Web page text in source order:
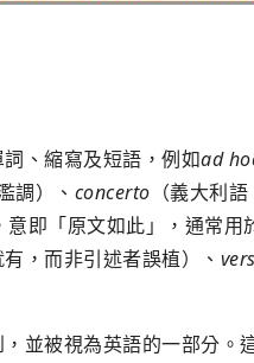
、縮寫及短語，例如ad
調）、 concerto （義大利
意即「原文如此」，通常
，而非引述者誤植）、
並被視為英語的一部分。